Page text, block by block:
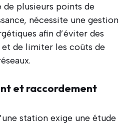
de plusieurs points de
nécessite une gestion
afin d’éviter des
de limiter les coûts de
et raccordement
station exige une étude